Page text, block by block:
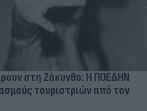
στη Ζάκυνθο: Η ΠΟΕΔΗΝ
τουριστριών από τον